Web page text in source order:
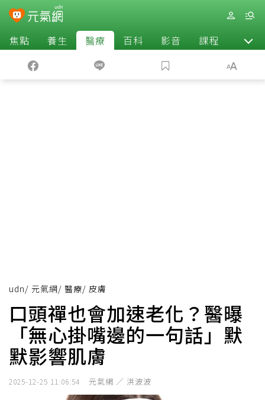
焦點 養生 醫療 百科 影音 課程 退休
udn/ 元氣網/ 醫療/ 皮膚
口頭禪也會加速老化？醫曝
「無心掛嘴邊的一句話」默
默影響肌膚
2025-12-25 11:06:54 元氣網 ／ 洪波波